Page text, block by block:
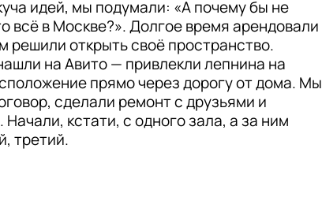
идей, мы подумали: «А почему бы не
всё в Москве?». Долгое время арендовали
решили открыть своё пространство.
на Авито — привлекли лепнина на
прямо через дорогу от дома. Мы
сделали ремонт с друзьями и
Начали, кстати, с одного зала, а за ним